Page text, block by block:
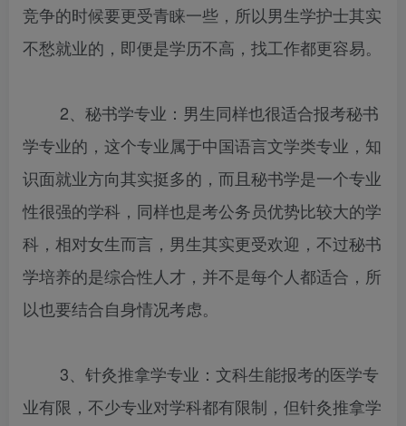
竞争的时候要更受青睐一些，所以男生学护士其实
不愁就业的，即便是学历不高，找工作都更容易。
2、秘书学专业：男生同样也很适合报考秘书
学专业的，这个专业属于中国语言文学类专业，知
识面就业方向其实挺多的，而且秘书学是一个专业
性很强的学科，同样也是考公务员优势比较大的学
科，相对女生而言，男生其实更受欢迎，不过秘书
学培养的是综合性人才，并不是每个人都适合，所
以也要结合自身情况考虑。
3、针灸推拿学专业：文科生能报考的医学专
业有限，不少专业对学科都有限制，但针灸推拿学